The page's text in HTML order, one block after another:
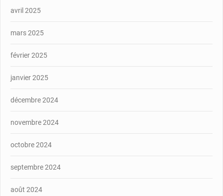
avril 2025
mars 2025
février 2025
janvier 2025
décembre 2024
novembre 2024
octobre 2024
septembre 2024
août 2024